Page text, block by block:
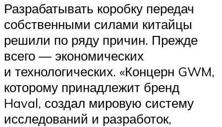
Разрабатывать коробку передач
собственными силами китайцы
решили по ряду причин. Прежде
всего — экономических
и технологических. «Концерн GWM,
которому принадлежит бренд
Haval, создал мировую систему
исследований и разработок,